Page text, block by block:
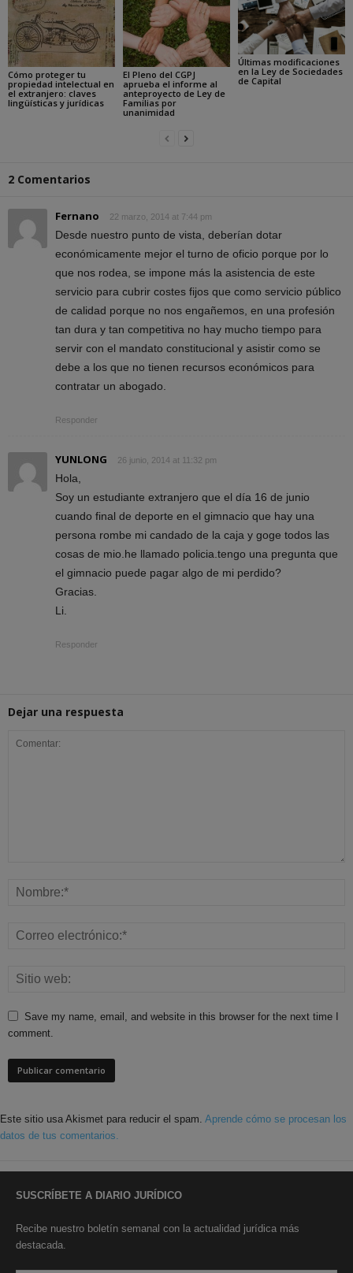
Cómo proteger tu
propiedad intelectual en
el extranjero: claves
lingüísticas y jurídicas
El Pleno del CGPJ
aprueba el informe al
anteproyecto de Ley de
Familias por
unanimidad
Últimas modificaciones
en la Ley de Sociedades
de Capital
2 Comentarios
Fernano 22 marzo, 2014 at 7:44 pm
Desde nuestro punto de vista, deberían dotar
económicamente mejor el turno de oficio porque por lo
que nos rodea, se impone más la asistencia de este
servicio para cubrir costes fijos que como servicio público
de calidad porque no nos engañemos, en una profesión
tan dura y tan competitiva no hay mucho tiempo para
servir con el mandato constitucional y asistir como se
debe a los que no tienen recursos económicos para
contratar un abogado.
Responder
YUNLONG 26 junio, 2014 at 11:32 pm
Hola,
Soy un estudiante extranjero que el día 16 de junio
cuando final de deporte en el gimnacio que hay una
persona rombe mi candado de la caja y goge todos las
cosas de mio.he llamado policia.tengo una pregunta que
el gimnacio puede pagar algo de mi perdido?
Gracias.
Li.
Responder
Dejar una respuesta
Save my name, email, and website in this browser for the next time I
comment.
Este sitio usa Akismet para reducir el spam. Aprende cómo se procesan los
datos de tus comentarios.
SUSCRÍBETE A DIARIO JURÍDICO
Recibe nuestro boletín semanal con la actualidad jurídica más
destacada.